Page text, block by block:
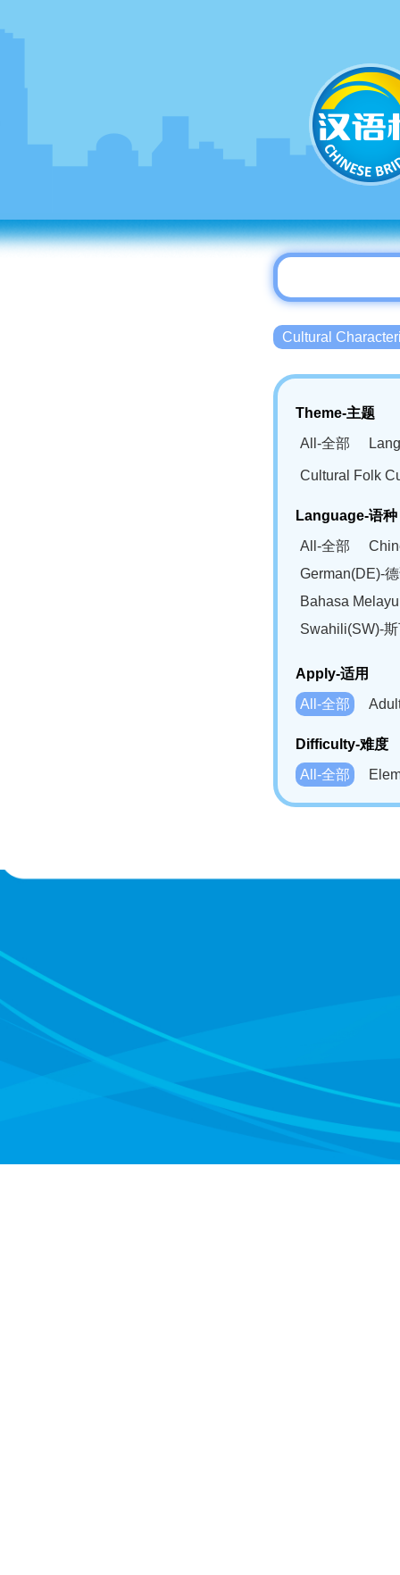
Cultural
Theme-主题
All-全部
Cultural Folk
Language-语种
All-全部
German(DE)-
Bahasa
Swahili(SW)-
Apply-适用
All-全部
Difficulty-难度
All-全部